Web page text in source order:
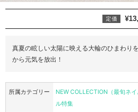
定価
真夏の眩しい太陽に映える大輪のひまわり
から元気を放出！
所属カテゴリー NEW COLLECTION（最旬ネイ
ル特集